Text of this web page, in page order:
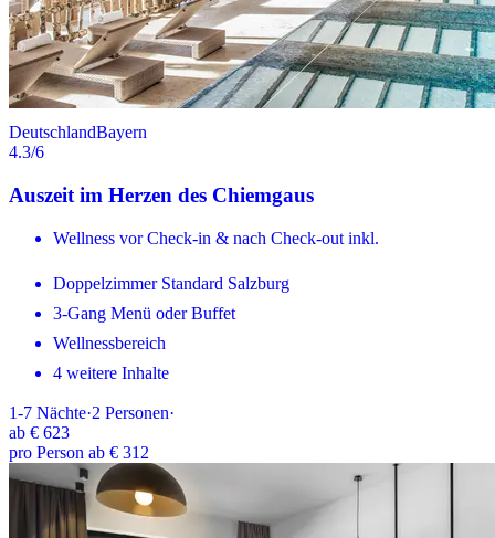
DeutschlandBayern
4.3/6
Auszeit im Herzen des Chiemgaus
Wellness vor Check-in & nach Check-out inkl.
Doppelzimmer Standard Salzburg
3-Gang Menü oder Buffet
Wellnessbereich
4 weitere Inhalte
1-7 Nächte·2 Personen·
ab € 623
pro Person ab € 312